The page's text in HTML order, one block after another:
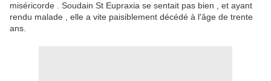
miséricorde .
Soudain St Eupraxia se sentait pas bien , et ayant
rendu malade , elle a vite paisiblement décédé à l'âge de trente
ans.